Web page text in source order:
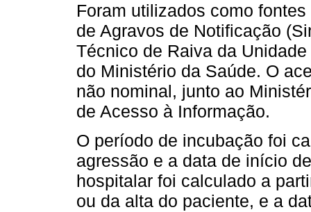
Foram utilizados como
de Agravos de Notificação
Técnico de Raiva da
do Ministério da Saúde. O
não nominal, junto ao
de Acesso à Informação.
O período de incubação foi
agressão e a data de início
hospitalar foi calculado a
ou da alta do paciente, e a